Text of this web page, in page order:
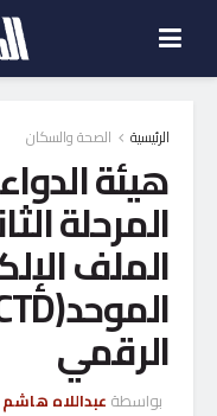
الرئيسية الصحة والسكان
هيئة
المرحلة
الملف
الرقمي
بواسطة عبداللاه هاشم